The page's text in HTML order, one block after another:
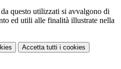
questo utilizzati si avvalgono di
ed utili alle finalità illustrate nella
Accetta tutti i cookies